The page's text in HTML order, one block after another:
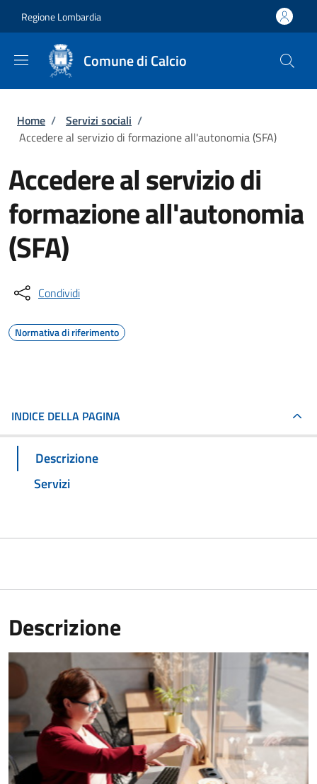
Regione Lombardia
Comune di Calcio
Briciole di pane
Home / Servizi sociali /
Accedere al servizio di formazione all'autonomia (SFA)
Accedere al servizio di
formazione all'autonomia
(SFA)
Condividi
Normativa di riferimento
INDICE DELLA PAGINA
Descrizione
Servizi
Descrizione